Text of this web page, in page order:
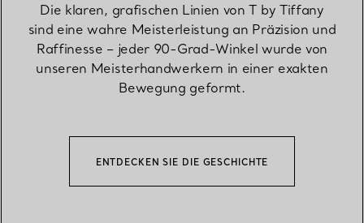
Die klaren, grafischen Linien von T by Tiffany
sind eine wahre Meisterleistung an Präzision und
Raffinesse – jeder 90-Grad-Winkel wurde von
unseren Meisterhandwerkern in einer exakten
Bewegung geformt.
ENTDECKEN SIE DIE GESCHICHTE